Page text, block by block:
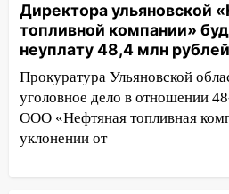
04:47 В Ульяновской
ракетную опасность:
20:40 Ульяновские
купить тракторы с
до декабря
Директора ульяновской
топливной компании»
неуплату 48,4 млн
Прокуратура Ульяновской
уголовное дело в отношении
ООО «Нефтяная топливная
уклонении от